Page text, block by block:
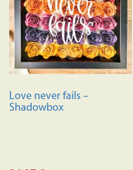
Love never fails –
Shadowbox